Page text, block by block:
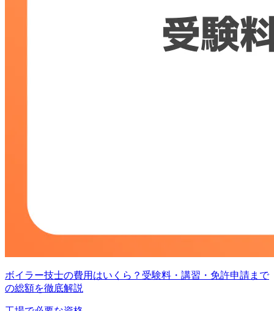
ボイラー技士の費用はいくら？受験料・講習・免許申請まで
の総額を徹底解説